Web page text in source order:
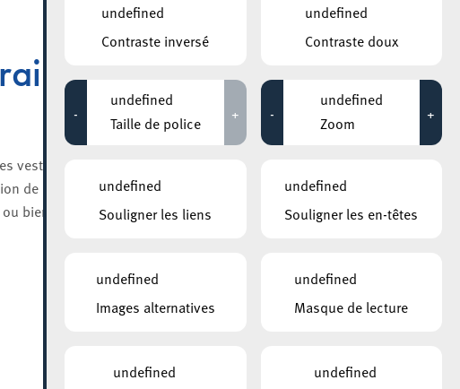
vestiges
de
bien, le «
CENTRE ISLAMIQUE « GAZI ISA-BEG »
Exposition sur l’islam et sa
civilisation au Centre
ESCH2022 / TERRITOIRE LUXEMBOURG
SQUARE BLOOM – Pasta
JOURNEE PORTE OUVERTE
undefined
Contraste inversé
undefined
Contraste doux
-
undefined
Taille de police
+ -
undefined
Zoom
+
undefined
Souligner les liens
undefined
Souligner les en-têtes
undefined
Images alternatives
undefined
Masque de lecture
undefined
undefined